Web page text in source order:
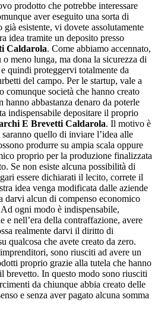
prodotto che potrebbe interessare
aver eseguito una sorta di
esistente, vi dovete assolutamente
idea tramite un deposito presso
Caldarola. Come abbiamo accennato,
o meno lunga, ma dona la sicurezza di
quindi proteggervi totalmente da
del campo. Per le startup, vale a
comunque società che hanno creato
hanno abbastanza denaro da poterle
indispensabile depositare il proprio
E Brevetti Caldarola. Il motivo è
quello di inviare l’idea alle
produrre su ampia scala oppure
proprio per la produzione finalizzata
Se non esiste alcuna possibilità di
essere dichiarati il lecito, correte il
idea venga modificata dalle aziende
darvi alcun di compenso economico
ogni modo è indispensabile,
e nell’era della contraffazione, avere
realmente darvi il diritto di
qualcosa che avete creato da zero.
sono riusciti ad avere un
proprio grazie alla tutela che hanno
brevetto. In questo modo sono riusciti
da chiunque abbia creato delle
e senza aver pagato alcuna somma